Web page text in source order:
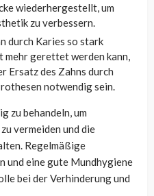
wiederhergestellt, um
zu verbessern.
durch Karies so stark
mehr gerettet werden kann,
Ersatz des Zahns durch
notwendig sein.
zu behandeln, um
vermeiden und die
Regelmäßige
und eine gute Mundhygiene
bei der Verhinderung und